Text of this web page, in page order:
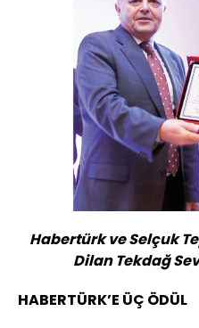
Habertürk ve Selçuk
Dilan Tekdağ
HABERTÜRK’E ÜÇ ÖDÜL